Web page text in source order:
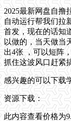
2025最新网盘自撸
自动运行帮我们拉
首发，现在的话知
以做的，当天做当
出4张 ，可以短阵
抓住这波风口赶紧
感兴趣的可以下载
资源下载：
此内容查看价格为